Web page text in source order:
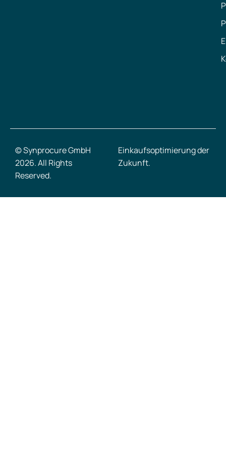
© Synprocure GmbH
2026. All Rights
Reserved.
Einkaufsoptimierung der
Zukunft.